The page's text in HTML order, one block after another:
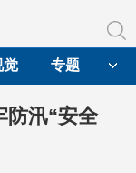
觉 专题
防汛“安全